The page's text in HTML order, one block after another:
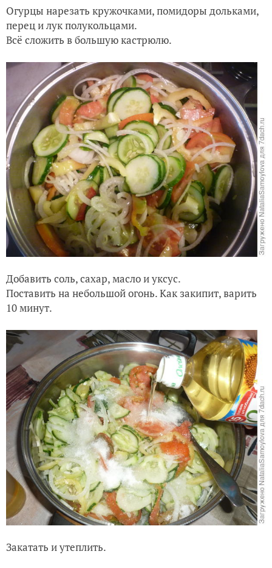
Огурцы нарезать кружочками, помидоры дольками,
перец и лук полукольцами.
Всё сложить в большую кастрюлю.
Добавить соль, сахар, масло и уксус.
Поставить на небольшой огонь. Как закипит, варить
10 минут.
Закатать и утеплить.